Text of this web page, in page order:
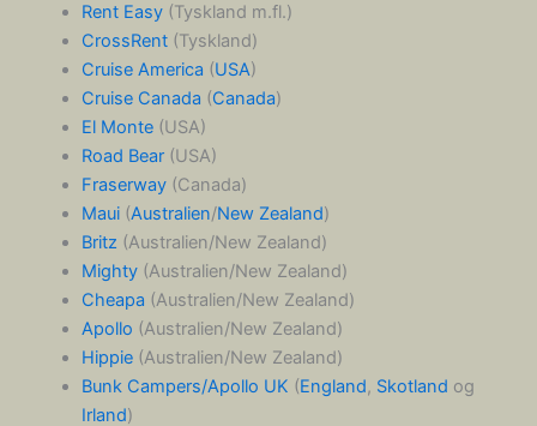
Rent Easy(Tyskland m.fl.)
CrossRent(Tyskland)
Cruise America (USA)
Cruise Canada (Canada)
El Monte(USA)
Road Bear(USA)
Fraserway (Canada)
Maui (Australien/New Zealand)
Britz (Australien/New Zealand)
Mighty (Australien/New Zealand)
Cheapa (Australien/New Zealand)
Apollo (Australien/New Zealand)
Hippie(Australien/New Zealand)
Bunk Campers/Apollo UK (England, Skotland og
Irland)